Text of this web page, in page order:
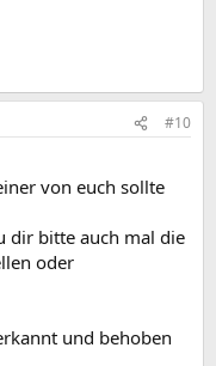
#10
von euch sollte
dir bitte auch mal die
oder
und behoben